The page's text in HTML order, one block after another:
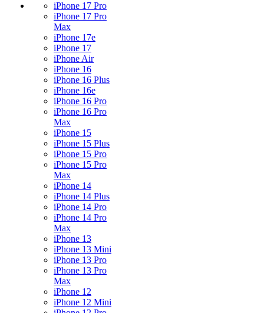
iPhone 17 Pro
iPhone 17 Pro
Max
iPhone 17e
iPhone 17
iPhone Air
iPhone 16
iPhone 16 Plus
iPhone 16e
iPhone 16 Pro
iPhone 16 Pro
Max
iPhone 15
iPhone 15 Plus
iPhone 15 Pro
iPhone 15 Pro
Max
iPhone 14
iPhone 14 Plus
iPhone 14 Pro
iPhone 14 Pro
Max
iPhone 13
iPhone 13 Mini
iPhone 13 Pro
iPhone 13 Pro
Max
iPhone 12
iPhone 12 Mini